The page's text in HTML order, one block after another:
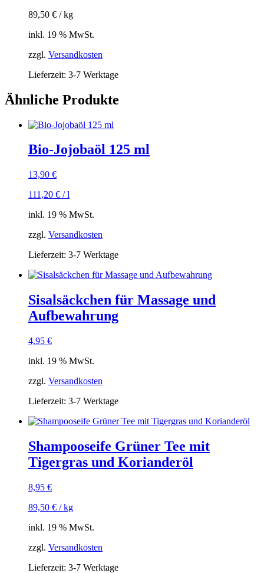
89,50 € /kg
inkl. 19 % MwSt.
zzgl. Versandkosten
Lieferzeit: 3-7 Werktage
Ähnliche Produkte
Bio-Jojobaöl 125 ml
13,90 €
111,20 € /l
inkl. 19 % MwSt.
zzgl. Versandkosten
Lieferzeit: 3-7 Werktage
Sisalsäckchen für Massage und
Aufbewahrung
4,95 €
inkl. 19 % MwSt.
zzgl. Versandkosten
Lieferzeit: 3-7 Werktage
Shampooseife Grüner Tee mit
Tigergras und Korianderöl
8,95 €
89,50 € /kg
inkl. 19 % MwSt.
zzgl. Versandkosten
Lieferzeit: 3-7 Werktage